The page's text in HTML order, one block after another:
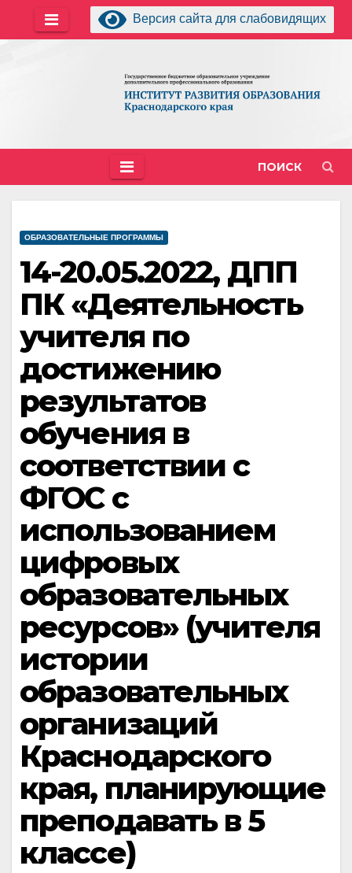
Версия сайта для слабовидящих
ПОИСК
ОБРАЗОВАТЕЛЬНЫЕ ПРОГРАММЫ
14-20.05.2022, ДПП
ПК «Деятельность
учителя по
достижению
результатов
обучения в
соответствии с
ФГОС с
использованием
цифровых
образовательных
ресурсов» (учителя
истории
образовательных
организаций
Краснодарского
края, планирующие
преподавать в 5
классе)